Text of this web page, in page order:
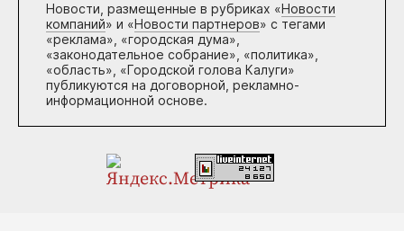
Новости, размещенные в рубриках «Новости
компаний» и «Новости партнеров» с тегами
«реклама», «городская дума»,
«законодательное собрание», «политика»,
«область», «Городской голова Калуги»
публикуются на договорной, рекламно-
информационной основе.